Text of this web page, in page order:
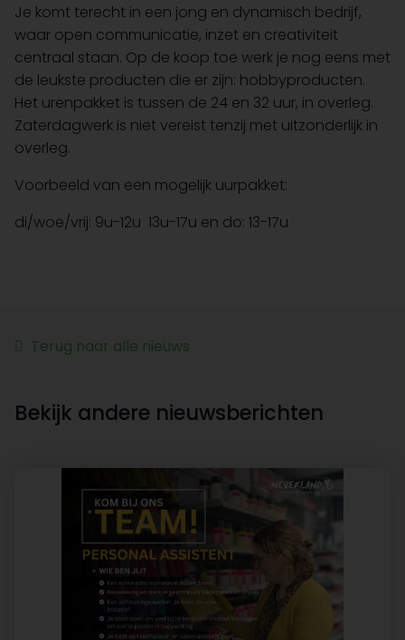
Je komt terecht in een jong en dynamisch bedrijf,
waar open communicatie, inzet en creativiteit
centraal staan. Op de koop toe werk je nog eens met
de leukste producten die er zijn: hobbyproducten.
Het urenpakket is tussen de 24 en 32 uur, in overleg.
Zaterdagwerk is niet vereist tenzij met uitzonderlijk in
overleg.
Voorbeeld van een mogelijk uurpakket:
di/woe/vrij: 9u-12u 13u-17u en do: 13-17u
Terug naar alle nieuws
Bekijk andere nieuwsberichten